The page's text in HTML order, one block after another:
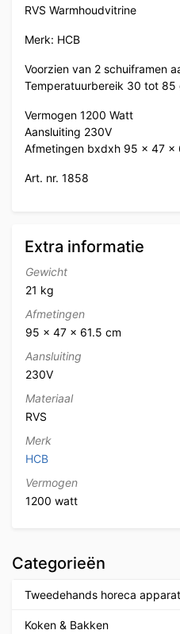
RVS Warmhoudvitrine
Merk: HCB
Voorzien van 2 schuiframen
Temperatuurbereik 30 tot 85
Vermogen 1200 Watt
Aansluiting 230V
Afmetingen bxdxh 95 x 47 x
Art. nr. 1858
Extra informatie
Gewicht
21 kg
Afmetingen
95 × 47 × 61.5 cm
Aansluiting
230V
Materiaal
RVS
Merk
HCB
Vermogen
1200 watt
Categorieën
Tweedehands horeca
Koken & Bakken